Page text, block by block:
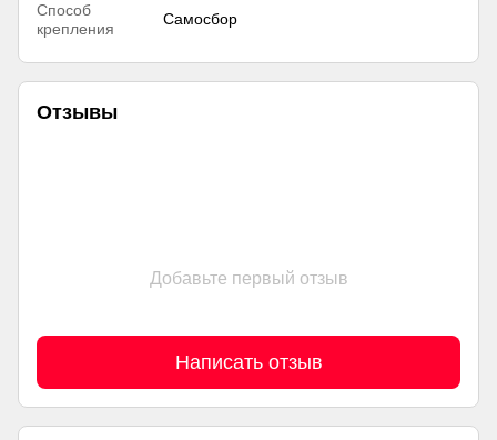
Способ
крепления
Самосбор
Отзывы
Добавьте первый отзыв
Написать отзыв